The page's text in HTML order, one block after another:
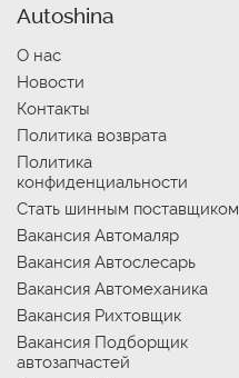
Autoshina
О нас
Новости
Контакты
Политика возврата
Политика
конфиденциальности
Стать шинным поставщиком
Вакансия Автомаляр
Вакансия Автослесарь
Вакансия Автомеханика
Вакансия Рихтовщик
Вакансия Подборщик
автозапчастей